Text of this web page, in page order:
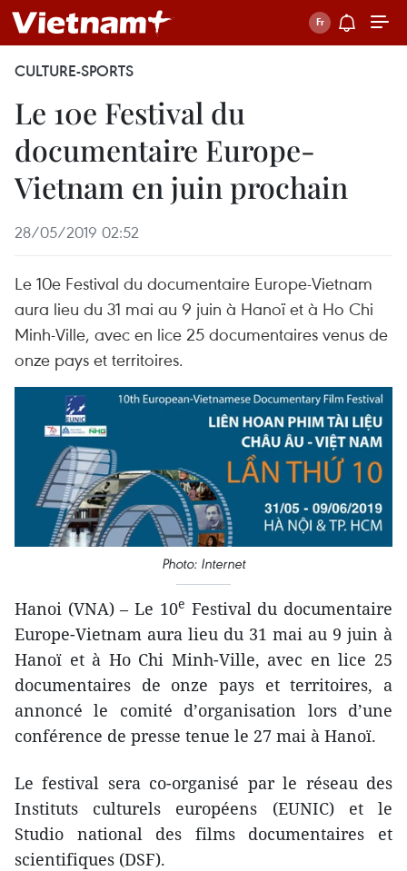
CULTURE-SPORTS
Le 10e Festival du
documentaire Europe-
Vietnam en juin prochain
28/05/2019 02:52
Le 10e Festival du documentaire Europe-Vietnam
aura lieu du 31 mai au 9 juin à Hanoï et à Ho Chi
Minh-Ville, avec en lice 25 documentaires venus de
onze pays et territoires.
Photo: Internet
Hanoi (VNA) – Le 10e Festival du documentaire
Europe-Vietnam aura lieu du 31 mai au 9 juin à
Hanoï et à Ho Chi Minh-Ville, avec en lice 25
documentaires de onze pays et territoires, a
annoncé le comité d’organisation lors d’une
conférence de presse tenue le 27 mai à Hanoï.
Le festival sera co-organisé par le réseau des
Instituts culturels européens (EUNIC) et le
Studio national des films documentaires et
scientifiques (DSF).